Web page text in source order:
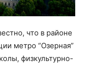
что в районе
метро “Озерная”
физкультурно-